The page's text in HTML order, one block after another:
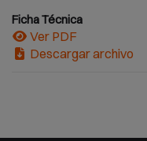
Ficha Técnica
Ver PDF
Descargar archivo